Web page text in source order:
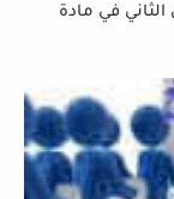
في مادة